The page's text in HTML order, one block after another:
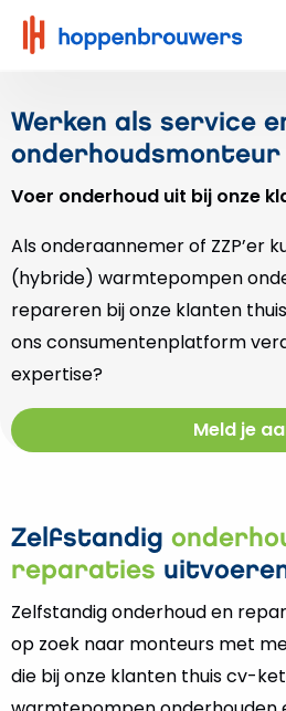
Hoppenbrouwers
|
techniek
leeft
Werken als service
onderhoudsmonteur
Voer onderhoud uit bij onze
Als onderaannemer of ZZP’er
(hybride) warmtepompen
repareren bij onze klanten
ons consumentenplatform
expertise?
Meld je
Zelfstandig
reparaties
Zelfstandig onderhoud en
op zoek naar monteurs met
die bij onze klanten thuis cv-